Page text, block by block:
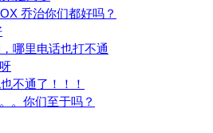
乔治你们都好吗？
哪里电话也打不通
不通了！！！
。你们至于吗？
质勘探局网站消息，北京时间2011年8